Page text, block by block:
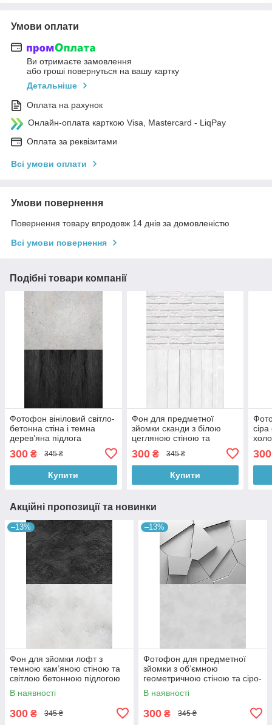
Умови оплати
Ви отримаєте замовлення
або гроші повернуться на вашу картку
Детальніше
Оплата на рахунок
Онлайн-оплата карткою Visa, Mastercard - LiqPay
Оплата за реквізитами
Всі умови оплати
Умови повернення
Повернення товару впродовж 14 днів за домовленістю
Всі умови повернення
Подібні товари компанії
Фотофон вініловий світло-
бетонна стіна і темна
дерев’яна підлога
зйомки 60×90 см, №57012
300 ₴ 345 ₴
Купити
Фон для предметної
зйомки сканди з білою
цегляною стіною та
підлогою 60×90 см,
№57380
300₴ 345 ₴
Купити
см,
300
Акційні пропозиції та новинки
–13%
Фон для зйомки лофт з
темною кам’яною стіною та
світлою бетонною підлогою
60×90 см, №57331
В наявності
300 ₴ 345 ₴
–13%
Фотофон для предметної
зйомки з об’ємною
геометричною стіною та сіро-
бетонною підлогою 60×90
см, №57397
В наявності
300 ₴ 345 ₴